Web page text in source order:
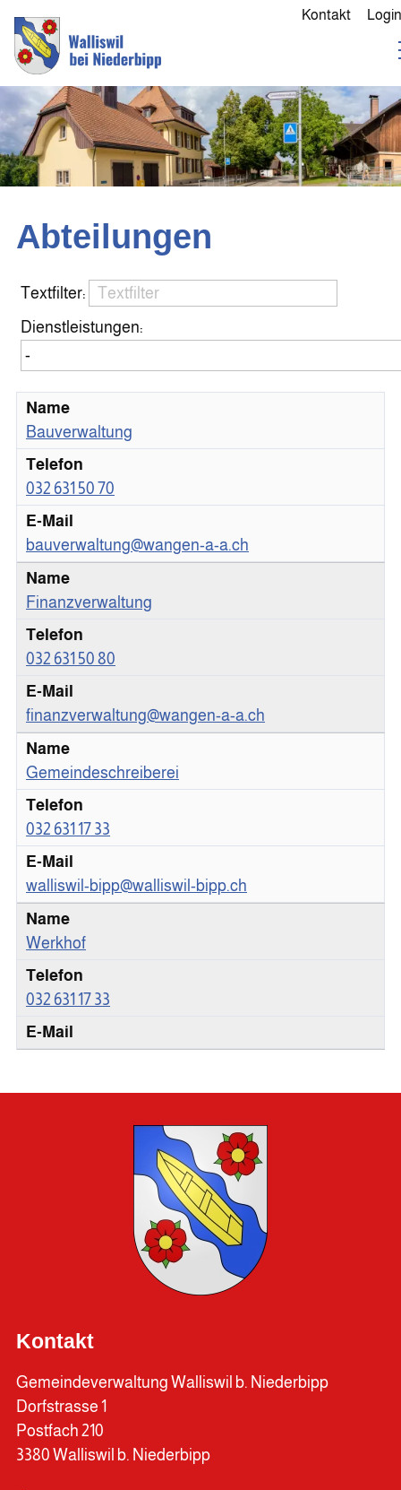
Login
Kontakt
Abteilungen
Textfilter:
Dienstleistungen:
Bauverwaltung
032 631 50 70
bauverwaltung@wangen-a-a.ch
Finanzverwaltung
032 631 50 80
finanzverwaltung@wangen-a-a.ch
Gemeindeschreiberei
032 631 17 33
walliswil-bipp@walliswil-bipp.ch
Werkhof
032 631 17 33
Kontakt
Gemeindeverwaltung Walliswil b. Niederbipp
Dorfstrasse 1
Postfach 210
3380 Walliswil b. Niederbipp